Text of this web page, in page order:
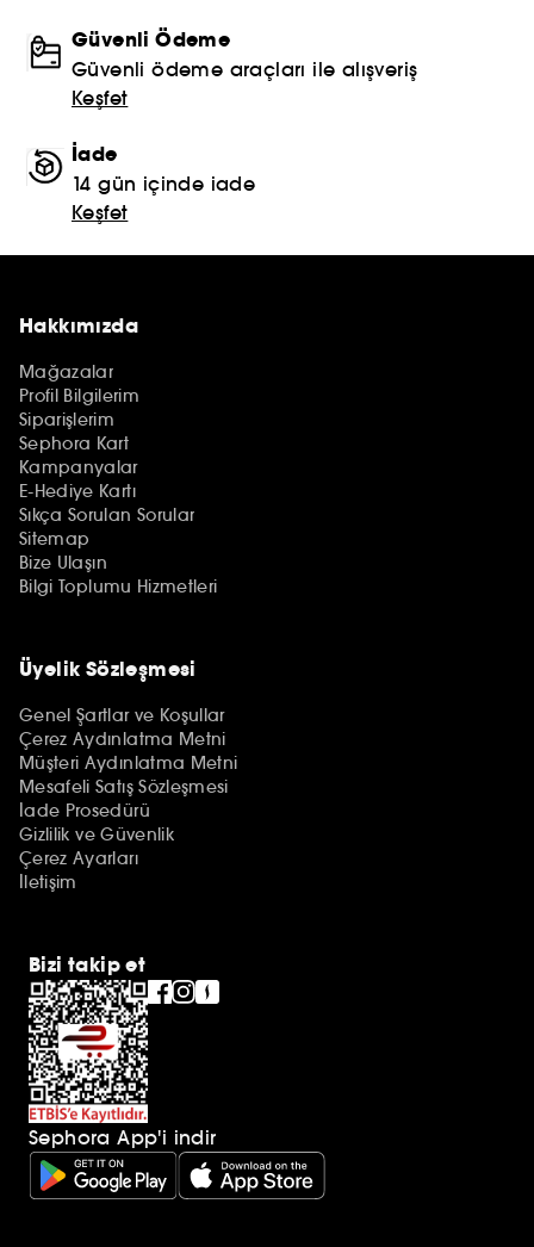
Güvenli Ödeme
Güvenli ödeme araçları ile alışveriş
Keşfet
İade
14 gün içinde iade
Keşfet
Hakkımızda
Mağazalar
Profil Bilgilerim
Siparişlerim
Sephora Kart
Kampanyalar
E-Hediye Kartı
Sıkça Sorulan Sorular
Sitemap
Bize Ulaşın
Bilgi Toplumu Hizmetleri
Üyelik Sözleşmesi
Genel Şartlar ve Koşullar
Çerez Aydınlatma Metni
Müşteri Aydınlatma Metni
Mesafeli Satış Sözleşmesi
İade Prosedürü
Gizlilik ve Güvenlik
Çerez Ayarları
İletişim
Bizi takip et
Sephora App'i indir